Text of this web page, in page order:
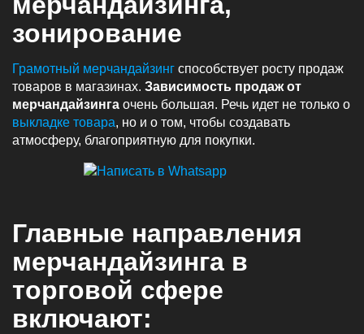
зонирование
Грамотный мерчандайзинг способствует росту продаж
товаров в магазинах. Зависимость продаж от
мерчандайзинга очень большая. Речь идет не только о
выкладке товара, но и о том, чтобы создавать
атмосферу, благоприятную для покупки.
Главные направления
мерчандайзинга в
торговой сфере
включают: